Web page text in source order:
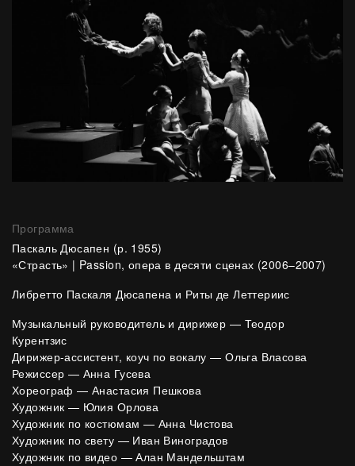
Программа
Паскаль Дюсапен (р. 1955)
«Страсть» | Passion, опера в десяти сценах (2006–2007)
Либретто Паскаля Дюсапена и Риты де Леттериис
Музыкальный руководитель и дирижер — Теодор
Курентзис
Дирижер-ассистент, коуч по вокалу — Ольга Власова
Режиссер — Анна Гусева
Хореограф — Анастасия Пешкова
Художник — Юлия Орлова
Художник по костюмам — Анна Чистова
Художник по свету — Иван Виноградов
Художник по видео — Алан Мандельштам